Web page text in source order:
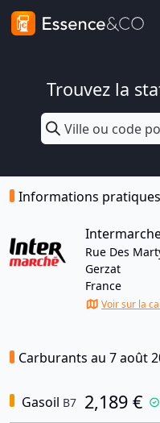
Trouvez la
Informations pratiques
Rue Des
Gerzat
France
Voir sur la
Carburants au 7 août
Gasoil B7 2,189 €